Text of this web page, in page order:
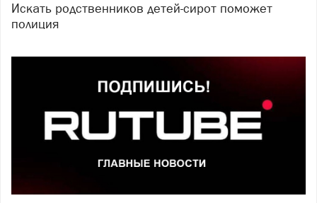
Искать родственников детей-сирот поможет
полиция